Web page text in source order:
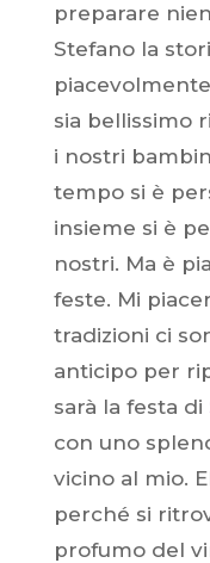
preparare
Stefano la
sia bellissimo
i nostri
tempo si è
insieme si è
nostri. Ma è
feste. Mi
tradizioni ci
anticipo per
sarà la festa di
con uno
vicino al mio.
perché si
profumo del